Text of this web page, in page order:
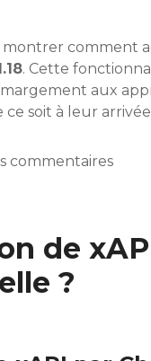
en ligne
commentaires
montrer comment
. Cette
aux
soit à leur arrivée
de
?